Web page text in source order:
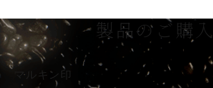
製品のご購入
マルキン印